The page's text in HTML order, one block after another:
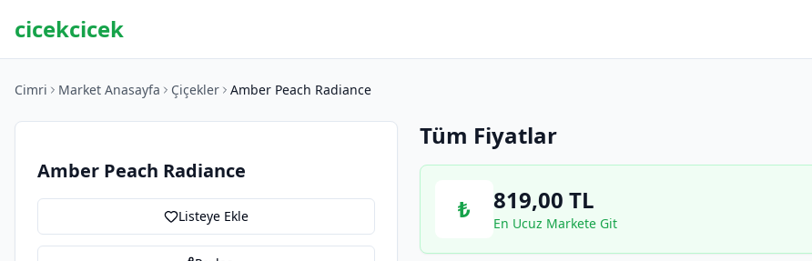
cicekcicek
Cimri Market Anasayfa Çiçekler Amber Peach Radiance
Amber Peach Radiance
Listeye Ekle
Tüm Fiyatlar
₺ 819,00 TL
En Ucuz Markete Git